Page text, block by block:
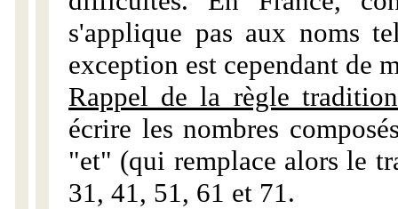
s'applique pas aux noms
exception est cependant de
Rappel de la règle
écrire les nombres
"et" (qui remplace alors le
31, 41, 51, 61 et 71.